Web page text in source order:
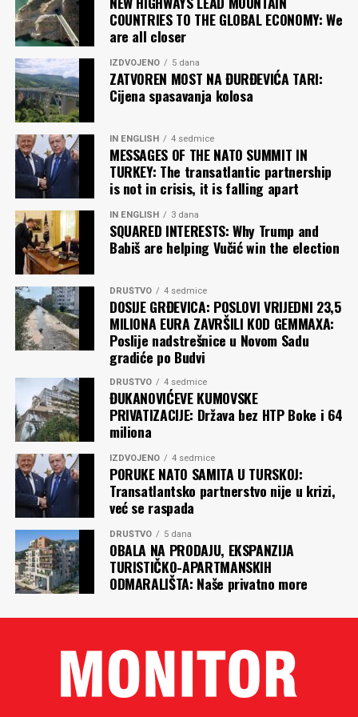
se nadao profesionalnoj fudbalskoj karijeri, ali sam kao
pisac još uvijek relativno mlad. Toliko o književnim
planovima. Lični planovi su mi da, kao pisac, ostanem
neukaljan u ovom bipolarnom društvu, da ostanem,
uprkos svim izazovima, čist i svoj. Za kraj bih citirao
Darka Rundeka: „Protiv volje umješan, u staru zavjeru
strana, u staru zavjeru nada, ja sam jednoga dana,
slučajno našao put ispod svih tih zastava što vijore…“
P. NIKOLIĆ
Komentari
COUNTRIES TO THE GLOBAL ECONOMY: We
are all closer
IZDVOJENO 5 dana
ZATVOREN MOST NA ĐURĐEVIĆA TARI:
Cijena spasavanja kolosa
IN ENGLISH 4 sedmice
MESSAGES OF THE NATO SUMMIT IN
TURKEY: The transatlantic partnership
is not in crisis, it is falling apart
IN ENGLISH 3 dana
SQUARED INTERESTS: Why Trump and
Babiš are helping Vučić win the election
DRUŠTVO 4 sedmice
DOSIJE GRĐEVICA: POSLOVI VRIJEDNI 23,5
MILIONA EURA ZAVRŠILI KOD GEMMAXA:
Poslije nadstrešnice u Novom Sadu
gradiće po Budvi
DRUŠTVO 4 sedmice
ĐUKANOVIĆEVE KUMOVSKE
PRIVATIZACIJE: Država bez HTP Boke i 64
miliona
IZDVOJENO 4 sedmice
PORUKE NATO SAMITA U TURSKOJ:
Transatlantsko partnerstvo nije u krizi,
već se raspada
DRUŠTVO 5 dana
OBALA NA PRODAJU, EKSPANZIJA
TURISTIČKO-APARTMANSKIH
ODMARALIŠTA: Naše privatno more